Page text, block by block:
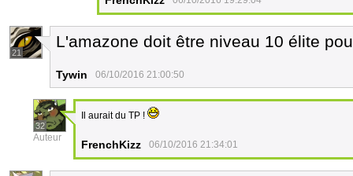
21
L'amazone doit être niveau 10 élite
Tywin 06/10/2016 21:00:50
32
Auteur
Il aurait du TP !
FrenchKizz 06/10/2016 21:34:01